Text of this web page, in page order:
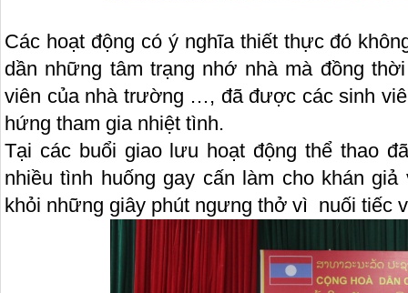
Các hoạt động có ý nghĩa thiết thực đó
dần những tâm trạng nhớ nhà mà đồng
viên của nhà trường …, đã được các sinh
hứng tham gia nhiệt tình.
Tại các buổi giao lưu hoạt động thể thao
nhiều tình huống gay cấn làm cho khán
khỏi những giây phút ngưng thở vì nuối tiếc